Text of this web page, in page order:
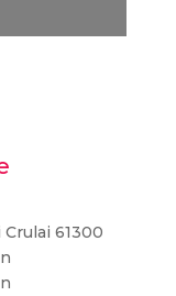
61300